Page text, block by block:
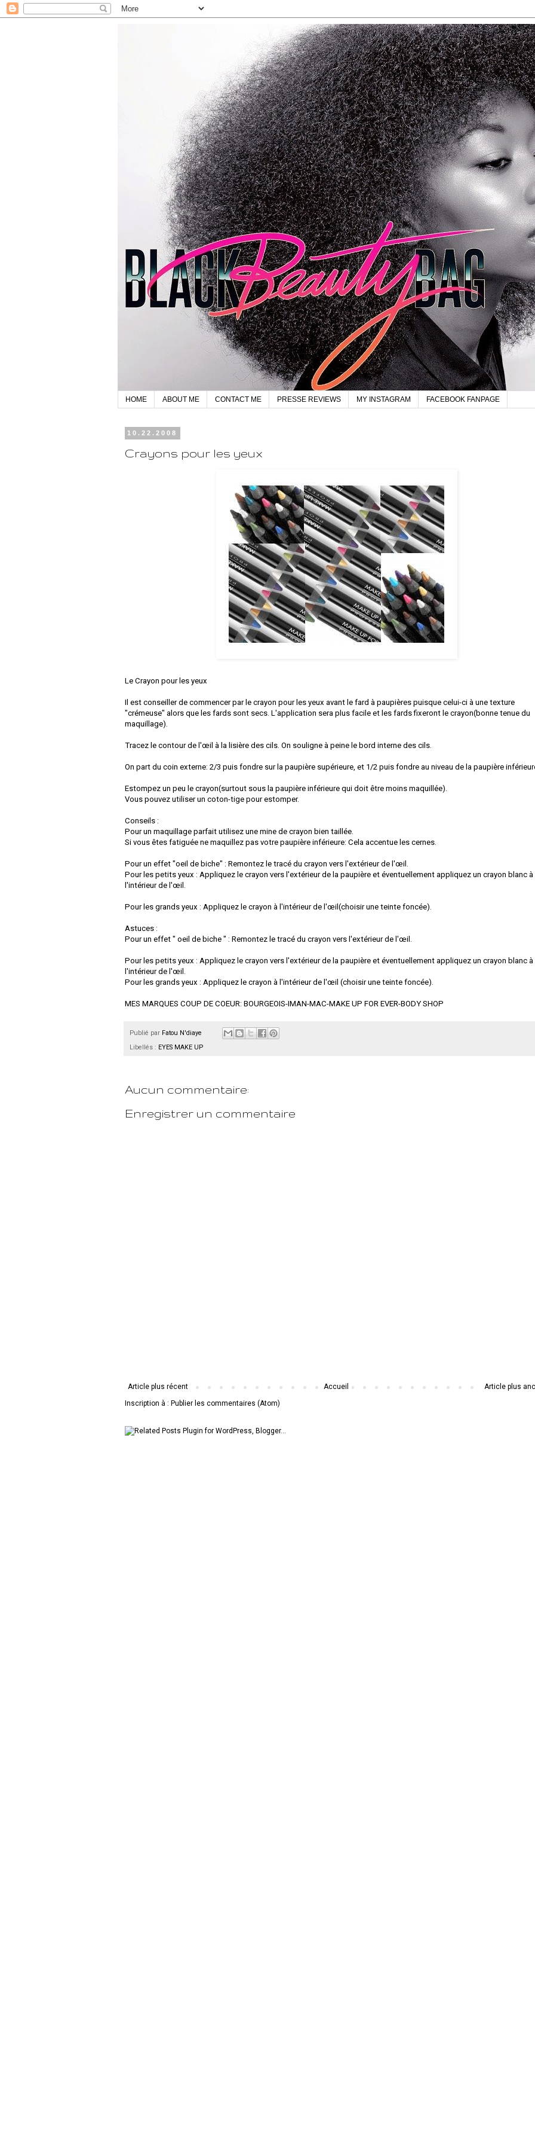
HOME ABOUT ME CONTACT ME PRESSE REVIEWS MY INSTAGRAM FACEBOOK FANPAGE
10.22.2008
Crayons pour les yeux
Le Crayon pour les yeux
Il est conseiller de commencer par le crayon pour les yeux avant le fard à paupières puisque celui-ci à une texture
"crémeuse" alors que les fards sont secs. L'application sera plus facile et les fards fixeront le crayon(bonne tenue du
maquillage).
Tracez le contour de l'œil à la lisière des cils. On souligne à peine le bord interne des cils.
On part du coin externe: 2/3 puis fondre sur la paupière supérieure, et 1/2 puis fondre au niveau de la paupière
Estompez un peu le crayon(surtout sous la paupière inférieure qui doit être moins maquillée).
Vous pouvez utiliser un coton-tige pour estomper.
Conseils :
Pour un maquillage parfait utilisez une mine de crayon bien taillée.
Si vous êtes fatiguée ne maquillez pas votre paupière inférieure: Cela accentue les cernes.
Pour un effet "oeil de biche" : Remontez le tracé du crayon vers l'extérieur de l'œil.
Pour les petits yeux : Appliquez le crayon vers l'extérieur de la paupière et éventuellement appliquez un crayon blanc à
l'intérieur de l'œil.
Pour les grands yeux : Appliquez le crayon à l'intérieur de l'œil(choisir une teinte foncée).
Astuces :
Pour un effet " oeil de biche " : Remontez le tracé du crayon vers l'extérieur de l'œil.
Pour les petits yeux : Appliquez le crayon vers l'extérieur de la paupière et éventuellement appliquez un crayon blanc à
l'intérieur de l'œil.
Pour les grands yeux : Appliquez le crayon à l'intérieur de l'œil (choisir une teinte foncée).
MES MARQUES COUP DE COEUR: BOURGEOIS-IMAN-MAC-MAKE UP FOR EVER-BODY SHOP
Publié par Fatou N'diaye
Libellés : EYES MAKE UP
Aucun commentaire:
Enregistrer un commentaire
Article plus récent Article plus
Accueil
Inscription à : Publier les commentaires (Atom)